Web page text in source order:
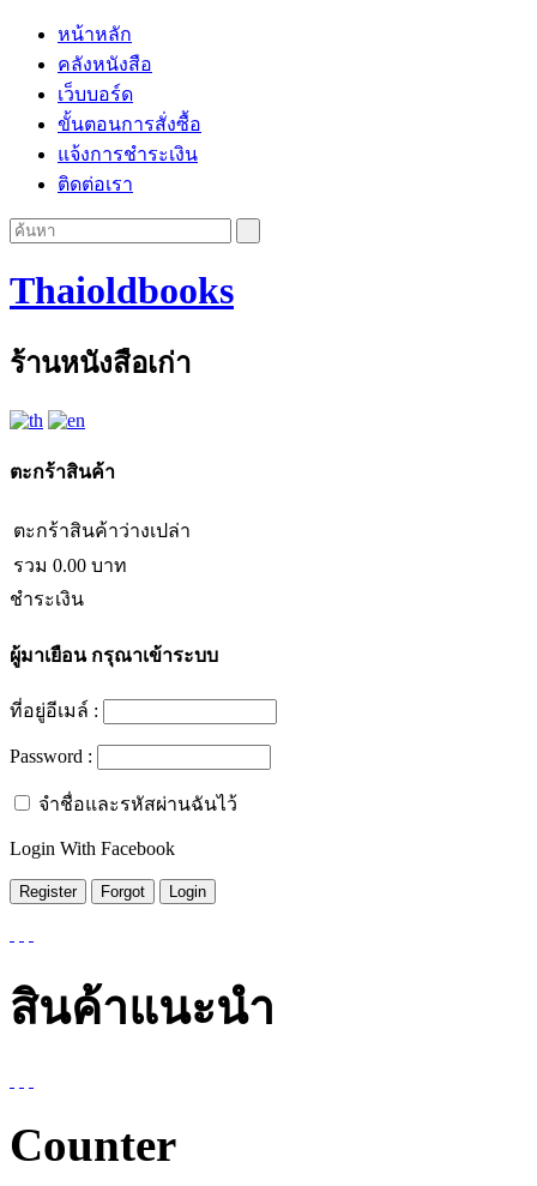
หน้าหลัก
คลังหนังสือ
เว็บบอร์ด
ขั้นตอนการสั่งซื้อ
แจ้งการชำระเงิน
ติดต่อเรา
Thaioldbooks
ร้านหนังสือเก่า
ตะกร้าสินค้า
ตะกร้าสินค้าว่างเปล่า
รวม 0.00 บาท
ชำระเงิน
ผู้มาเยือนกรุณาเข้าระบบ
ที่อยู่อีเมล์ :
Password :
จำชื่อและรหัสผ่านฉันไว้
Login With Facebook
สินค้าแนะนำ
Counter